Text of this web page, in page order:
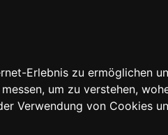
Erlebnis zu ermöglichen
um zu verstehen,
Verwendung von Cookies